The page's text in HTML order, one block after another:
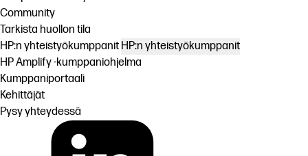
Community
Tarkista huollon tila
HP:n yhteistyökumppanit HP:n yhteistyökumppanit
HP Amplify -kumppaniohjelma
Kumppaniportaali
Kehittäjät
Pysy yhteydessä